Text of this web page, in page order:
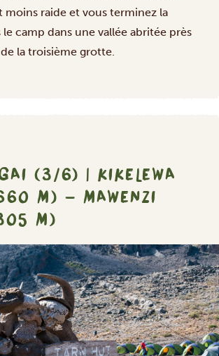
moins raide et vous terminez la
camp dans une vallée abritée près
la troisième grotte.
(3/6) | KIKELEWA
M) - MAWENZI
M)